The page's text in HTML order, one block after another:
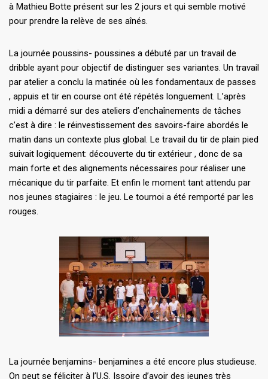
à Mathieu Botte présent sur les 2 jours et qui semble motivé
pour prendre la relève de ses aînés.
La journée poussins- poussines a débuté par un travail de
dribble ayant pour objectif de distinguer ses variantes. Un travail
par atelier a conclu la matinée où les fondamentaux de passes
, appuis et tir en course ont été répétés longuement. L’après
midi a démarré sur des ateliers d’enchaînements de tâches
c’est à dire : le réinvestissement des savoirs-faire abordés le
matin dans un contexte plus global. Le travail du tir de plain pied
suivait logiquement: découverte du tir extérieur , donc de sa
main forte et des alignements nécessaires pour réaliser une
mécanique du tir parfaite. Et enfin le moment tant attendu par
nos jeunes stagiaires : le jeu. Le tournoi a été remporté par les
rouges.
La journée benjamins- benjamines a été encore plus studieuse.
On peut se féliciter à l’U.S. Issoire d’avoir des jeunes très